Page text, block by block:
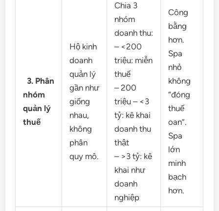
3. Phân
nhóm
quản lý
thuế
Hộ kinh
doanh
quản lý
gần như
giống
nhau,
không
phân
quy mô.
Chia 3
nhóm
doanh thu:
– <200
triệu: miễn
thuế
– 200
triệu – <3
tỷ: kê khai
doanh thu
thật
– >3 tỷ: kê
khai như
doanh
nghiệp
Công
bằng
hơn.
Spa
nhỏ
không
“đóng
thuế
oan”.
Spa
lớn
minh
bạch
hơn.